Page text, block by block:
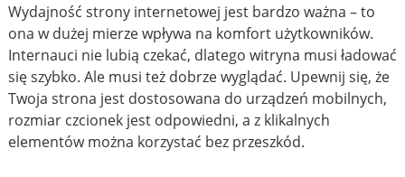
Wydajność strony internetowej jest bardzo ważna – to
ona w dużej mierze wpływa na komfort użytkowników.
Internauci nie lubią czekać, dlatego witryna musi ładować
się szybko. Ale musi też dobrze wyglądać. Upewnij się, że
Twoja strona jest dostosowana do urządzeń mobilnych,
rozmiar czcionek jest odpowiedni, a z klikalnych
elementów można korzystać bez przeszkód.